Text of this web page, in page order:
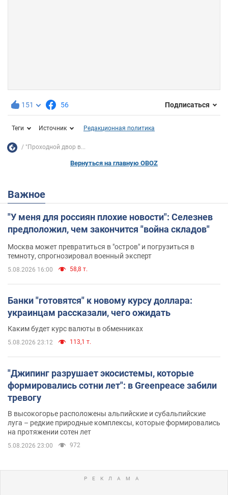
151 56 Подписаться
Теги Источник Редакционная политика
"Проходной двор в...
Вернуться на главную OBOZ
Важное
"У меня для россиян плохие новости": Селезнев
предположил, чем закончится "война складов"
Москва может превратиться в "остров" и погрузиться в
темноту, спрогнозировал военный эксперт
5.08.2026 16:00 58,8 т.
Банки "готовятся" к новому курсу доллара:
украинцам рассказали, чего ожидать
Каким будет курс валюты в обменниках
5.08.2026 23:12 113,1 т.
"Джипинг разрушает экосистемы, которые
формировались сотни лет": в Greenpeace забили
тревогу
В высокогорье расположены альпийские и субальпийские
луга – редкие природные комплексы, которые формировались
на протяжении сотен лет
5.08.2026 23:00 972